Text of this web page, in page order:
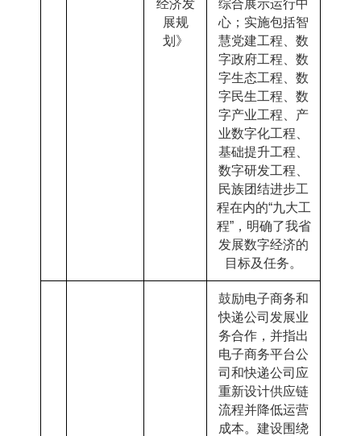
经济发
展规
划》
综合展示运行中
心；实施包括智
慧党建工程、数
字政府工程、数
字生态工程、数
字民生工程、数
字产业工程、产
业数字化工程、
基础提升工程、
数字研发工程、
民族团结进步工
程在内的“九大工
程”，明确了我省
发展数字经济的
目标及任务。
鼓励电子商务和
快递公司发展业
务合作，并指出
电子商务平台公
司和快递公司应
重新设计供应链
流程并降低运营
成本。建设围绕